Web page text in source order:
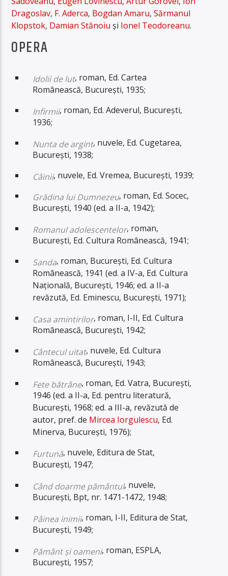
Dragoslav, F. Aderca, Bogdan Amaru,Sărmanul
Klopstok, Damian Stănoiu și Ionel Teodoreanu.
OPERA
Idolii de lut, roman, Ed. Cartea
Românească, București, 1935;
Infirmii, roman, Ed. Adeverul, București,
1936;
Nunta de argint, nuvele, Ed. Cugetarea,
București, 1938;
Câinii, nuvele, Ed. Vremea, București, 1939;
Grădina lui Dumnezeu, roman, Ed. Socec,
București, 1940 (ed. a II-a, 1942);
Romanul adolescentelor, roman,
București, Ed. Cultura Românească, 1941;
Sanda, roman, București, Ed. Cultura
Românească, 1941 (ed. a IV-a, Ed. Cultura
Națională, București, 1946; ed. a II-a
revăzută, Ed. Eminescu, București, 1971);
Casa amintirilor, roman, I-II, Ed. Cultura
Românească, București, 1942;
Cântecul uitat, nuvele, Ed. Cultura
Românească, București, 1943;
Fete bătrâne, roman, Ed. Vatra, București,
1946 (ed. a II-a, Ed. pentru literatură,
București, 1968; ed. a III-a, revăzută de
autor, pref. de Mircea Iorgulescu, Ed.
Minerva, București, 1976);
Furtună, nuvele, Editura de Stat,
București, 1947;
Când doarme pământul, nuvele,
București, Bpt, nr. 1471-1472, 1948;
Pâinea inimii, roman, I-II, Editura de Stat,
București, 1949;
Pământ și oameni, roman, ESPLA,
București, 1957;